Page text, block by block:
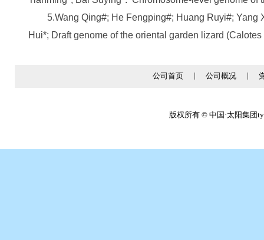
5.Wang Qing#; He Fengping#; Huang Ruyi#;
Hui*; Draft genome of the oriental garden lizard
公司首页 公司概况
版权所有 © 中国·太阳集团